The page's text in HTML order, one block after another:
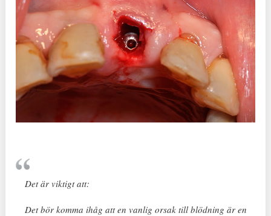
Det är viktigt att:
Det bör komma ihåg att en vanlig orsak till blödning är en